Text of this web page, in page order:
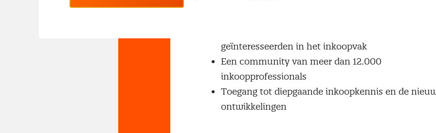
geïnteresseerden in het inkoopvak
Een community van meer dan 12.000
inkoopprofessionals
Toegang tot diepgaande inkoopkennis en de
ontwikkelingen